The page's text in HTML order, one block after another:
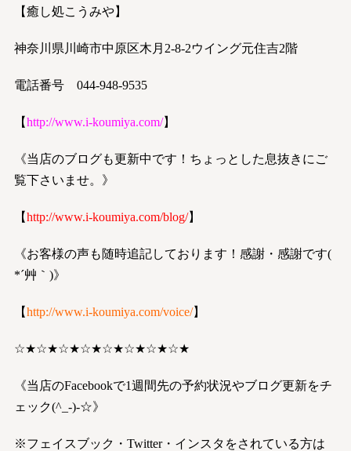
【癒し処こうみや】
神奈川県川崎市中原区木月2-8-2ウイング元住吉2階
電話番号 044-948-9535
【http://www.i-koumiya.com/】
《当店のブログも更新中です！ちょっとした息抜きにご
覧下さいませ。》
【http://www.i-koumiya.com/blog/】
《お客様の声も随時追記しております！感謝・感謝です(
*´艸｀)》
【http://www.i-koumiya.com/voice/】
☆★☆★☆★☆★☆★☆★☆★☆★
《当店のFacebookで1週間先の予約状況やブログ更新をチ
ェック(^_-)-☆》
※フェイスブック・Twitter・インスタをされている方は